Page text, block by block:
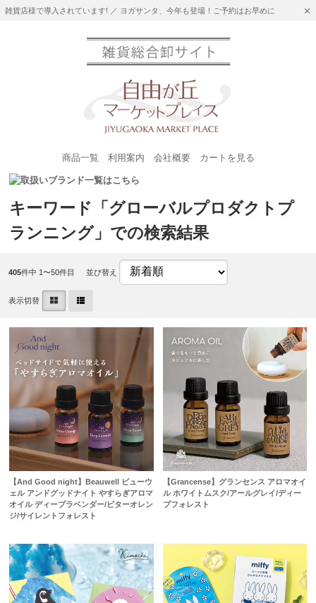
雑貨店様で導入されています! ／ ヨガサンタ、今年も登場！ご予約はお早めに
商品一覧 利用案内 会社概要 カートを見る
キーワード「グローバルプロダクトプ
ランニング」での検索結果
405件中 1〜50件目 並び替え
表示切替
【And Good night】Beauwell ビューウ
ェル アンドグッドナイト やすらぎアロマ
オイル ディープラベンダー/ビターオレン
ジ/サイレントフォレスト
【Grancense】グランセンス アロマオイ
ル ホワイトムスク/アールグレイ/ディー
プフォレスト